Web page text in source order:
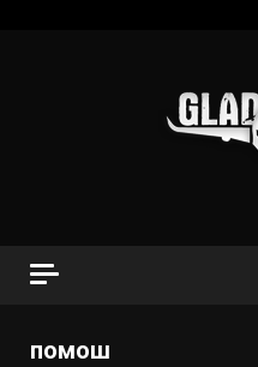
помош